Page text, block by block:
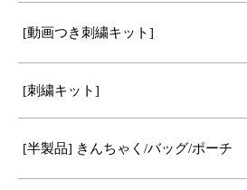
[動画つき刺繍キット]
[刺繍キット]
[半製品] きんちゃく/バッグ/ポーチ